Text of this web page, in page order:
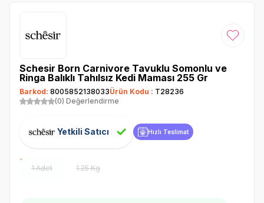
Favoriye
Schesir Born Carnivore Tavuklu Somonlu ve
Ringa Balıklı Tahılsız Kedi Maması 255 Gr
Barkod: 8005852138033Ürün Kodu : T28236
(0) Değerlendirme
Yetkili Satıcı Hızlı Teslimat
1 Adet 1.25 Kg